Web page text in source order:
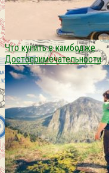
Что купить в камбодже
Достопримечательности